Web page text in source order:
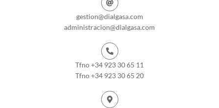
gestion@dialgasa.com
administracion@dialgasa.com
Tfno +34 923 30 65 11
Tfno +34 923 30 65 20